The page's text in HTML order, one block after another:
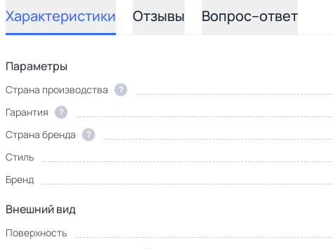
Характеристики Отзывы Вопрос–ответ
Параметры
Страна производства ?
Гарантия
?
Страна бренда
?
Стиль
Бренд
Внешний вид
Поверхность